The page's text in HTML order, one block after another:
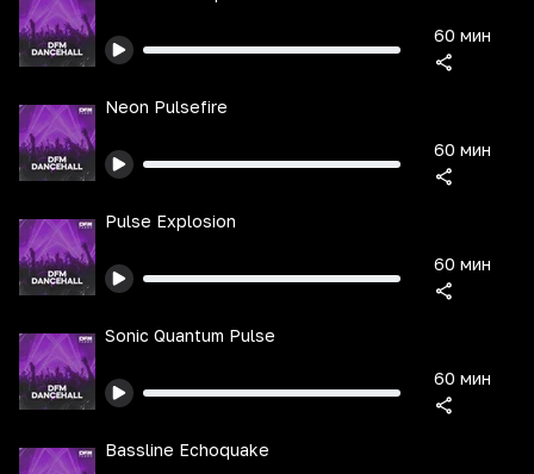
60 мин
Neon Pulsefire
60 мин
Pulse Explosion
60 мин
Sonic Quantum Pulse
60 мин
Bassline Echoquake